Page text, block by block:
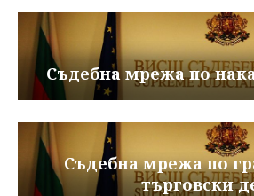
Съдебна мрежа по
Съдебна мрежа по
търговски